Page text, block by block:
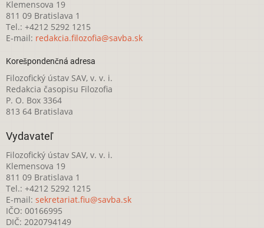
Klemensova 19
811 09 Bratislava 1
Tel.: +4212 5292 1215
E-mail: redakcia.filozofia@savba.sk
Korešpondenčná adresa
Filozofický ústav SAV, v. v. i.
Redakcia časopisu Filozofia
P. O. Box 3364
813 64 Bratislava
Vydavateľ
Filozofický ústav SAV, v. v. i.
Klemensova 19
811 09 Bratislava 1
Tel.: +4212 5292 1215
E-mail: sekretariat.fiu@savba.sk
IČO: 00166995
DIČ: 2020794149